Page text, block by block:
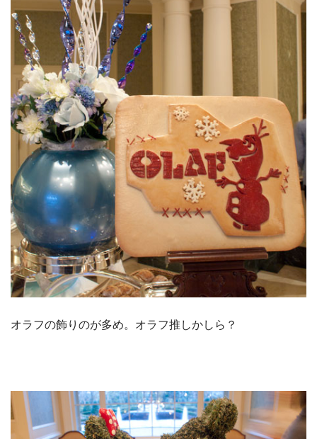
オラフの飾りのが多め。オラフ推しかしら？